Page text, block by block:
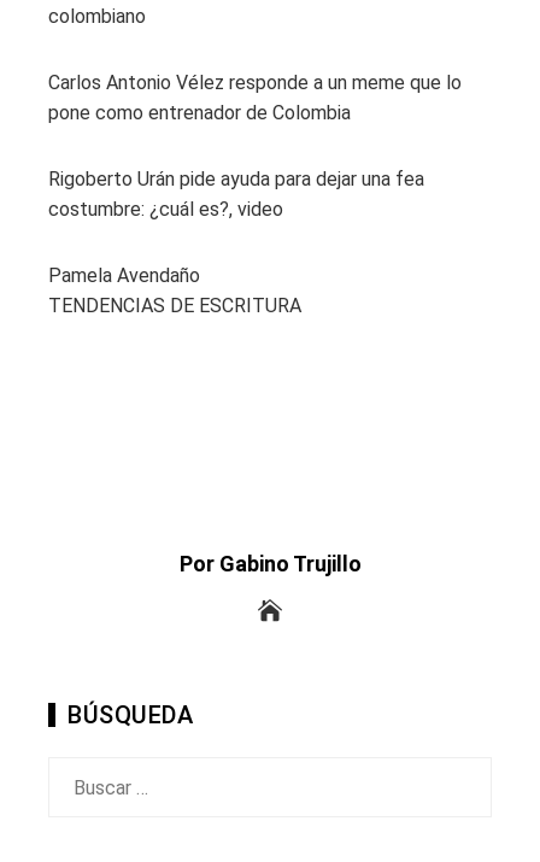
colombiano
Carlos Antonio Vélez responde a un meme que lo
pone como entrenador de Colombia
Rigoberto Urán pide ayuda para dejar una fea
costumbre: ¿cuál es?, video
Pamela Avendaño
TENDENCIAS DE ESCRITURA
Por Gabino Trujillo
BÚSQUEDA